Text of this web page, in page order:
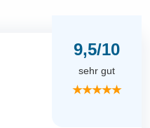
9,5/10
sehr gut
★★★★★